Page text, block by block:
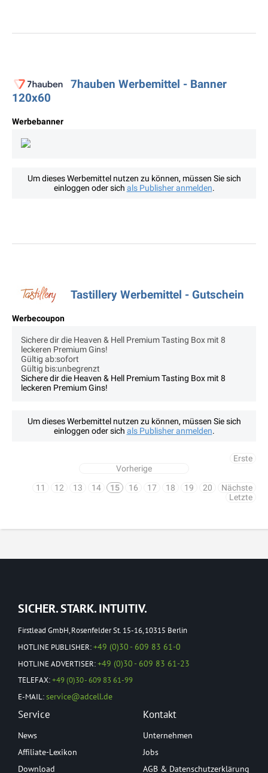
7hauben Werbemittel - Banner
120x60
Werbebanner
Um dieses Werbemittel nutzen zu können, müssen Sie sich
einloggen oder sich als Publisher anmelden.
Tastillery Werbemittel - Gutschein
Werbecoupon
Sichere dir die Heaven & Hell Premium Tasting Box mit 8
leckeren Premium Gins!
Gültig ab:sofort
Gültig bis:unbegrenzt
Sichere dir die Heaven & Hell Premium Tasting Box mit 8
leckeren Premium Gins!
Um dieses Werbemittel nutzen zu können, müssen Sie sich
einloggen oder sich als Publisher anmelden.
Erste
Vorherige
11
12 13 14 15 16 17 18 19 20
Nächste
Letzte
SICHER. STARK. INTUITIV.
Firstlead GmbH, Rosenfelder St. 15-16, 10315 Berlin
HOTLINE PUBLISHER:+49 (0)30 - 609 83 61-0
HOTLINE ADVERTISER:+49 (0)30 - 609 83 61-23
TELEFAX:+49 (0)30 - 609 83 61-99
E-MAIL:service@adcell.de
Service
News
Affiliate-Lexikon
Download
Kontakt
Unternehmen
Jobs
AGB & Datenschutzerklärung